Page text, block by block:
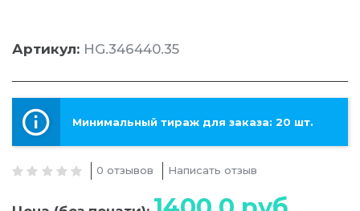
Артикул: HG.346440.35
Минимальный тираж для заказа: 20 шт.
0 отзывов Написать отзыв